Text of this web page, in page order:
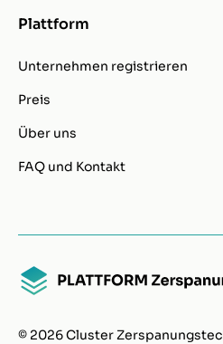
Plattform
Unternehmen registrieren
Preis
Über uns
FAQ und Kontakt
© 2026 Cluster